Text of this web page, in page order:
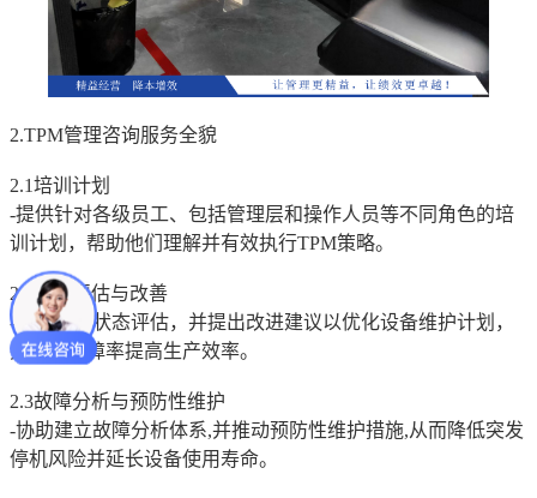
2.TPM管理咨询服务全貌
2.1培训计划
-提供针对各级员工、包括管理层和操作人员等不同角色的培
训计划，帮助他们理解并有效执行TPM策略。
2.2设备评估与改善
-进行设备状态评估，并提出改进建议以优化设备维护计划，
并降低故障率提高生产效率。
2.3故障分析与预防性维护
-协助建立故障分析体系,并推动预防性维护措施,从而降低突发
停机风险并延长设备使用寿命。